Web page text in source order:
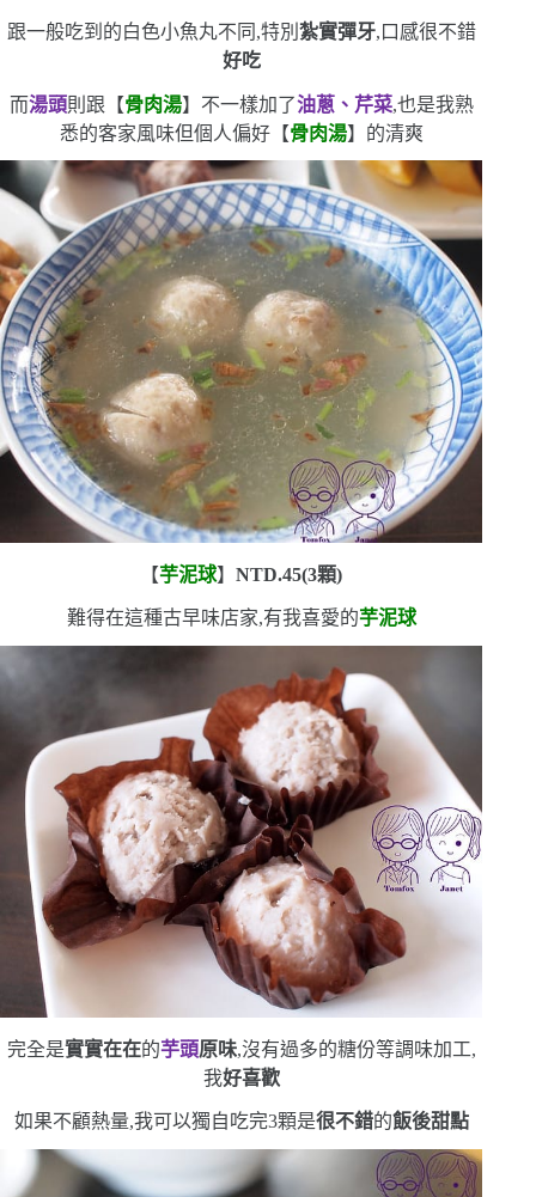
跟一般吃到的白色小魚丸不同,特別 紮實彈牙,口感很不錯
好吃
而湯頭則跟【骨肉湯】不一樣加了油蔥、芹菜,也是我熟
悉的客家風味但個人偏好【骨肉湯】的清爽
【芋泥球】NTD.45(3顆)
難得在這種古早味店家,有我喜愛的芋泥球
完全是實實在在的芋頭原味,沒有過多的糖份等調味加工,
我好喜歡
如果不顧熱量,我可以獨自吃完3顆是很不錯的飯後甜點